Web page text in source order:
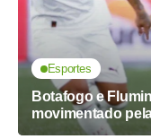
Esportes
Botafogo e
movimentado